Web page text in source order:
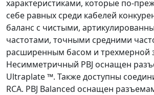
характеристиками, которые по-
себе равных среди кабелей
баланс с чистыми,
частотами, точными средними
расширенным басом и трехмерной
Несимметричный PBJ оснащен
Ultraplate ™. Также доступны
RCA. PBJ Balanced оснащен